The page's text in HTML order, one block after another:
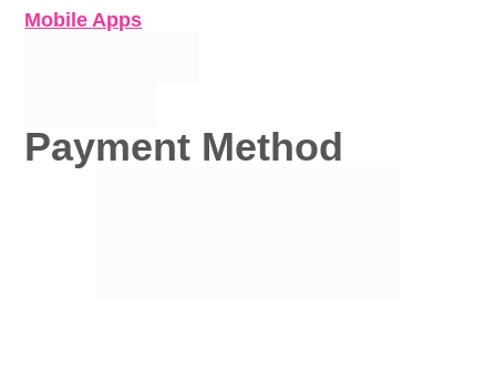
Mobile Apps
Payment Method